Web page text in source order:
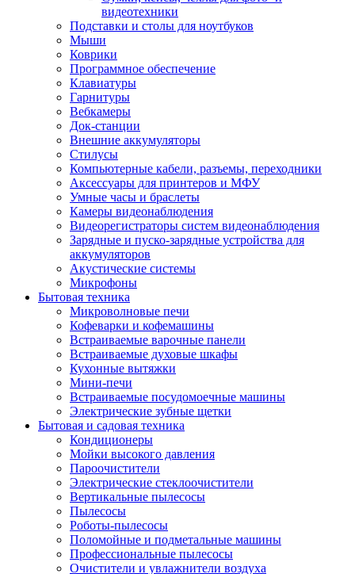
видеотехники
Подставки и столы для ноутбуков
Мыши
Коврики
Программное обеспечение
Клавиатуры
Гарнитуры
Вебкамеры
Док-станции
Внешние аккумуляторы
Стилусы
Компьютерные кабели, разъемы, переходники
Аксессуары для принтеров и МФУ
Умные часы и браслеты
Камеры видеонаблюдения
Видеорегистраторы систем видеонаблюдения
Зарядные и пуско-зарядные устройства для
аккумуляторов
Акустические системы
Микрофоны
Бытовая техника
Микроволновые печи
Кофеварки и кофемашины
Встраиваемые варочные панели
Встраиваемые духовые шкафы
Кухонные вытяжки
Мини-печи
Встраиваемые посудомоечные машины
Электрические зубные щетки
Бытовая и садовая техника
Кондиционеры
Мойки высокого давления
Пароочистители
Электрические стеклоочистители
Вертикальные пылесосы
Пылесосы
Роботы-пылесосы
Поломойные и подметальные машины
Профессиональные пылесосы
Очистители и увлажнители воздуха